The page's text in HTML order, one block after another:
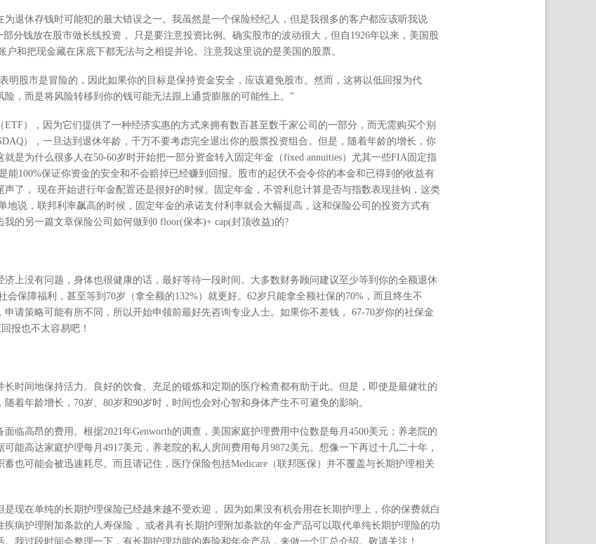
退休存钱时可能犯的最大错误之一。我虽然是一个保险经纪人，但是我很多的客户都应该听我说
分钱放在股市做长线投资， 只是要注意投资比例。确实股市的波动很大，但自1926年以来，美国股
户和把现金藏在床底下都无法与之相提并论。注意我这里说的是美国的股票。
明股市是冒险的，因此如果你的目标是保持资金安全，应该避免股市。然而，这将以低回报为代
，而是将风险转移到你的钱可能无法跟上通货膨胀的可能性上。”
），因为它们提供了一种经济实惠的方式来拥有数百甚至数千家公司的一部分，而无需购买个别
），一旦达到退休年龄，千万不要考虑完全退出你的股票投资组合。但是，随着年龄的增长，你
是为什么很多人在50-60岁时开始把一部分资金转入固定年金（fixed annuities）尤其一些FIA固定指
能100%保证你资金的安全和不会赔掉已经赚到回报。股市的起伏不会令你的本金和已得到的收益有
了， 现在开始进行年金配置还是很好的时候。固定年金，不管利息计算是否与指数表现挂钩，这类
地说，联邦利率飙高的时候，固定年金的承诺支付利率就会大幅提高，这和保险公司的投资方式有
的另一篇文章保险公司如何做到0 floor(保本)+ cap(封顶收益)的?
上没有问题，身体也很健康的话，最好等待一段时间。大多数财务顾问建议至少等到你的全额退休
会保障福利，甚至等到70岁（拿全额的132%）就更好。62岁只能拿全额社保的70%，而且终生不
请策略可能有所不同，所以开始申领前最好先咨询专业人士。如果你不差钱， 67-70岁你的社保金
报也不太容易吧！
时间地保持活力。良好的饮食、充足的锻炼和定期的医疗检查都有助于此。但是，即使是最健壮的
着年龄增长，70岁、80岁和90岁时，时间也会对心智和身体产生不可避免的影响。
临高昂的费用。根据2021年Genworth的调查，美国家庭护理费用中位数是每月4500美元；养老院的
能高达家庭护理每月4917美元，养老院的私人房间费用每月9872美元。想像一下再过十几二十年，
也可能会被迅速耗尽。而且请记住，医疗保险包括Medicare（联邦医保）并不覆盖与长期护理相关
现在单纯的长期护理保险已经越来越不受欢迎， 因为如果没有机会用在长期护理上，你的保费就白
病护理附加条款的人寿保险， 或者具有长期护理附加条款的年金产品可以取代单纯长期护理险的功
我过段时间会整理一下，有长期护理功能的寿险和年金产品，来做一个汇总介绍。敬请关注！